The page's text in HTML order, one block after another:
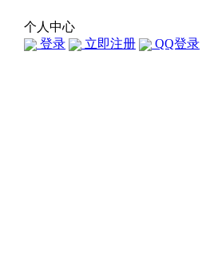
个人中心
登录
立即注册 QQ登录